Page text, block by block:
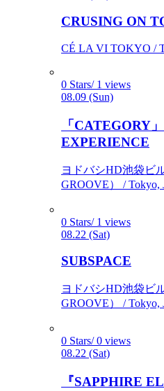
CRUSING ON
CÉ LA VI TOKYO /
0 Stars/ 1 views
08.09 (Sun)
「CATEGORY
EXPERIENCE
ヨドバシHD池袋ビ
GROOVE） / Tokyo,
0 Stars/ 1 views
08.22 (Sat)
SUBSPACE
ヨドバシHD池袋ビ
GROOVE） / Tokyo,
0 Stars/ 0 views
08.22 (Sat)
『SAPPHIRE